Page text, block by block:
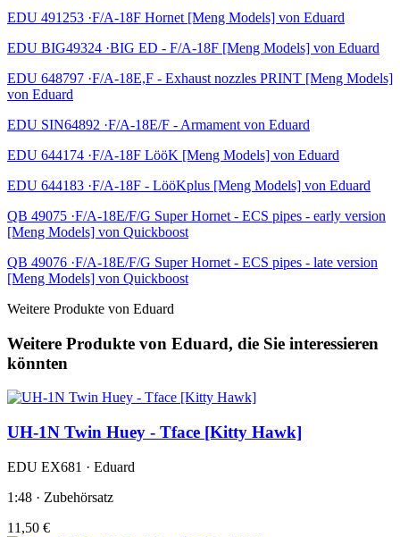
EDU 491253 ·F/A-18F Hornet [Meng Models] von Eduard
EDU BIG49324 ·BIG ED - F/A-18F [Meng Models] von Eduard
EDU 648797 ·F/A-18E,F - Exhaust nozzles PRINT [Meng Models]
von Eduard
EDU SIN64892 ·F/A-18E/F - Armament von Eduard
EDU 644174 ·F/A-18F LööK [Meng Models] von Eduard
EDU 644183 ·F/A-18F - LööKplus [Meng Models] von Eduard
QB 49075 ·F/A-18E/F/G Super Hornet - ECS pipes - early version
[Meng Models] von Quickboost
QB 49076 ·F/A-18E/F/G Super Hornet - ECS pipes - late version
[Meng Models] von Quickboost
Weitere Produkte von Eduard
Weitere Produkte von Eduard, die Sie interessieren
könnten
UH-1N Twin Huey - Tface [Kitty Hawk]
EDU EX681 · Eduard
1:48 · Zubehörsatz
11,50 €